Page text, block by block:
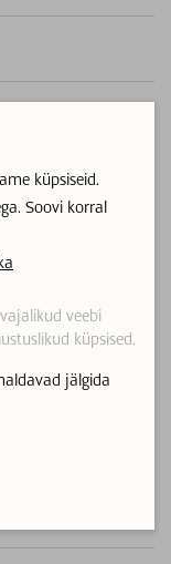
küpsiseid.
Soovi korral
veebi
küpsised.
jälgida